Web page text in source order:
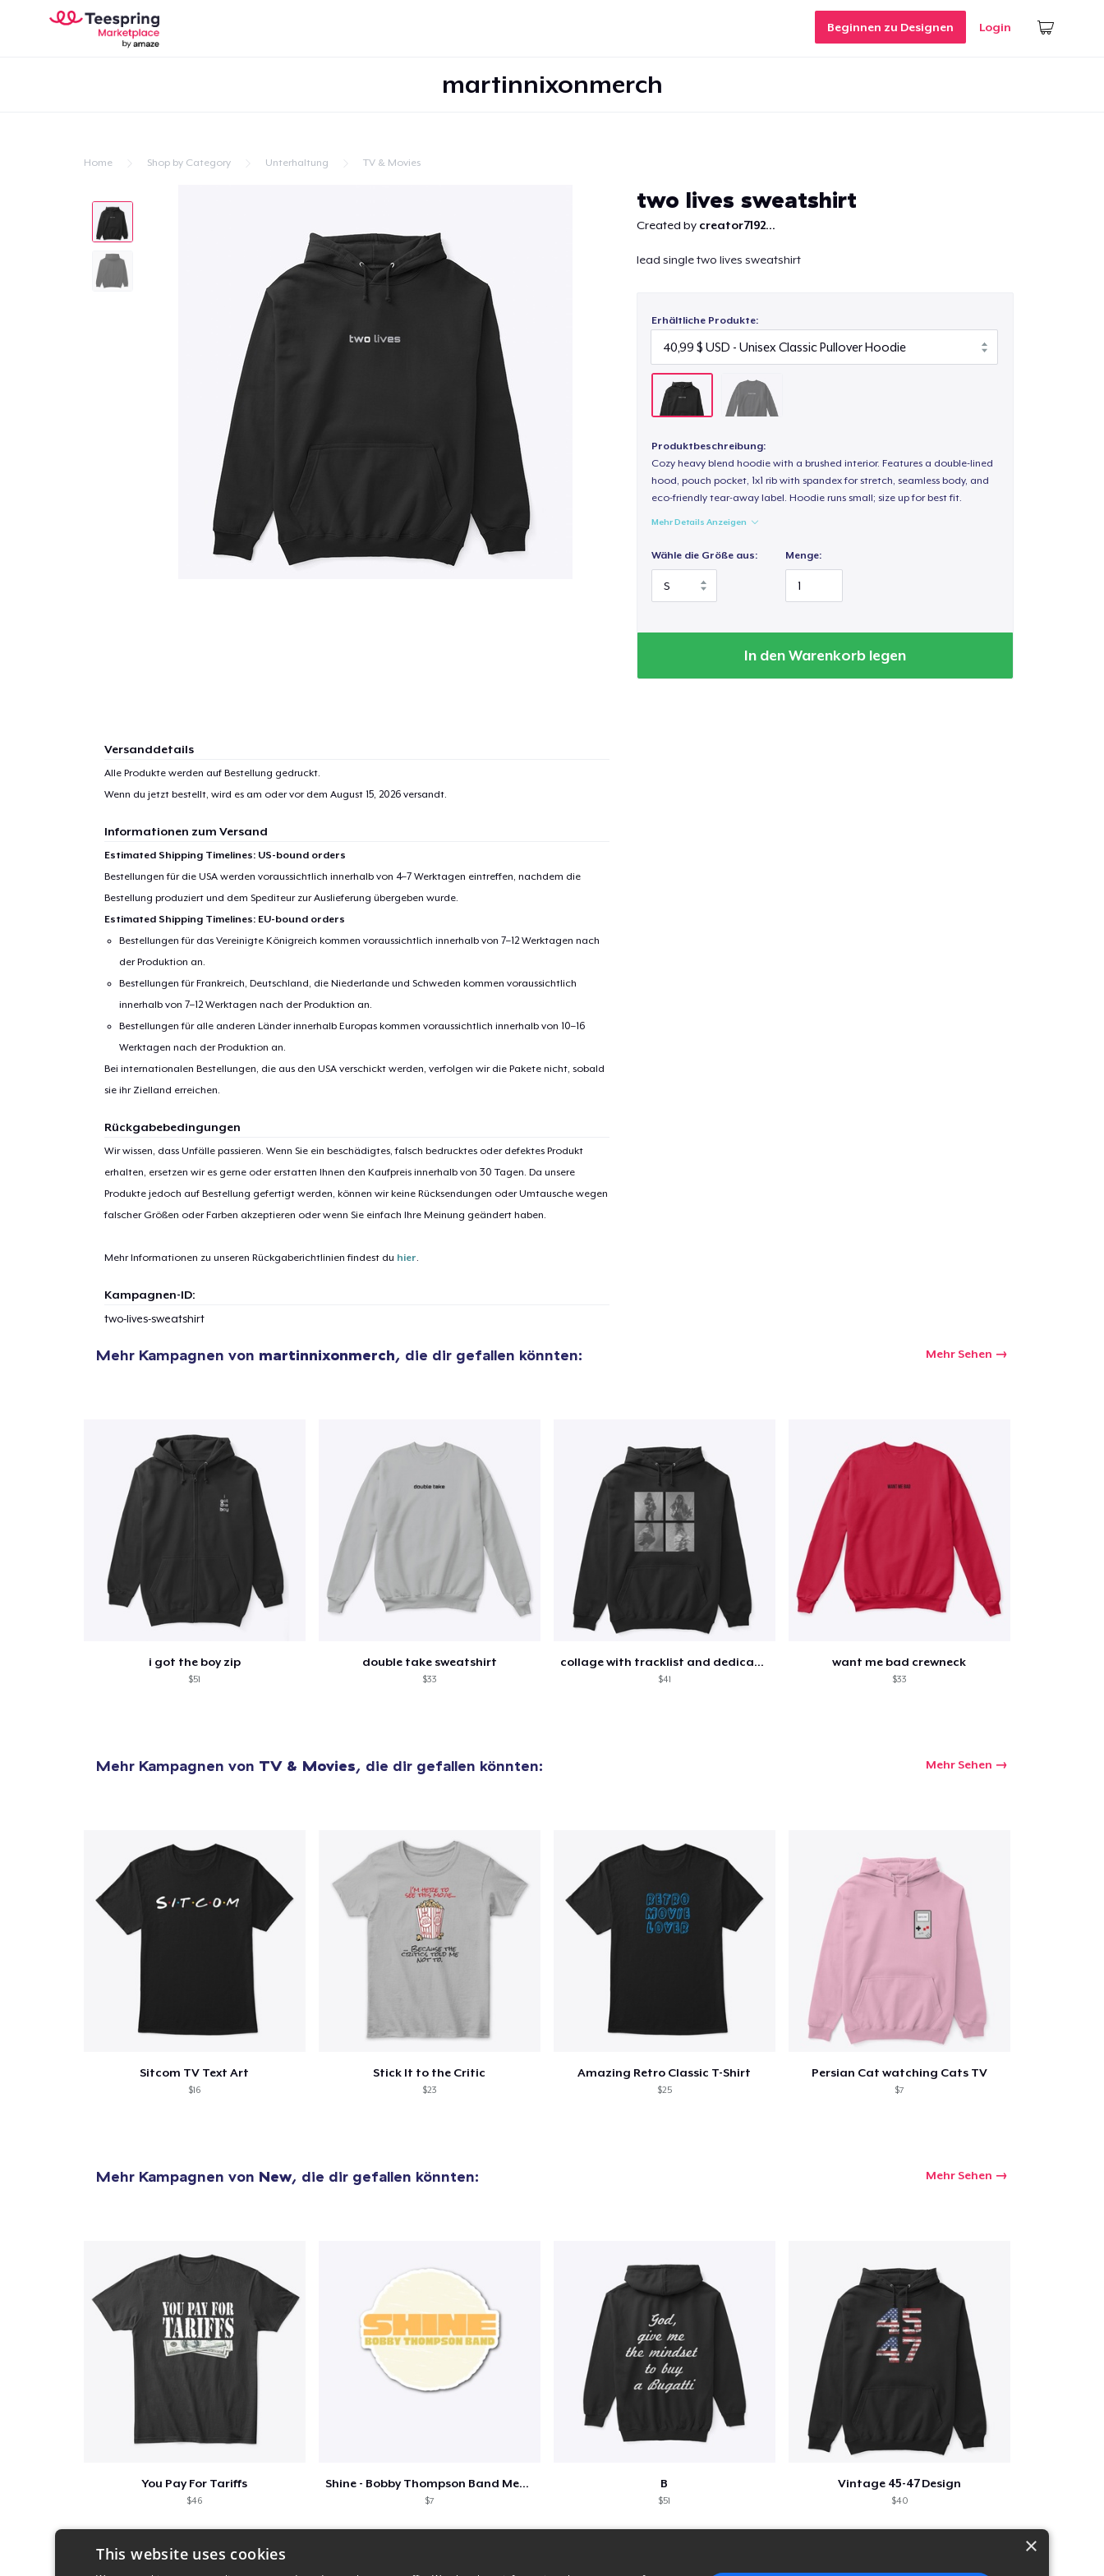
Beginnen zu Designen Login
martinnixonmerch
Home Shop by Category Unterhaltung TV & Movies
two lives sweatshirt
Created by creator7192...
lead single two lives sweatshirt
Erhältliche Produkte:
Produktbeschreibung:
Cozy heavy blend hoodie with a brushed interior. Features a double-lined
hood, pouch pocket, 1x1 rib with spandex for stretch, seamless body, and
eco-friendly tear-away label. Hoodie runs small; size up for best fit.
Mehr Details Anzeigen
Wähle die Größe aus: Menge:
In den Warenkorb legen
Versanddetails
Alle Produkte werden auf Bestellung gedruckt.
Wenn du jetzt bestellt, wird es am oder vor dem August 15, 2026versandt.
Informationen zum Versand
Estimated Shipping Timelines: US-bound orders
Bestellungen für die USA werden voraussichtlich innerhalb von 4–7 Werktagen eintreffen, nachdem die
Bestellung produziert und dem Spediteur zur Auslieferung übergeben wurde.
Estimated Shipping Timelines: EU-bound orders
Bestellungen für das Vereinigte Königreich kommen voraussichtlich innerhalb von 7–12 Werktagen nach
der Produktion an.
Bestellungen für Frankreich, Deutschland, die Niederlande und Schweden kommen voraussichtlich
innerhalb von 7–12 Werktagen nach der Produktion an.
Bestellungen für alle anderen Länder innerhalb Europas kommen voraussichtlich innerhalb von 10–16
Werktagen nach der Produktion an.
Bei internationalen Bestellungen, die aus den USA verschickt werden, verfolgen wir die Pakete nicht, sobald
sie ihr Zielland erreichen.
Rückgabebedingungen
Wir wissen, dass Unfälle passieren. Wenn Sie ein beschädigtes, falsch bedrucktes oder defektes Produkt
erhalten, ersetzen wir es gerne oder erstatten Ihnen den Kaufpreis innerhalb von 30 Tagen. Da unsere
Produkte jedoch auf Bestellung gefertigt werden, können wir keine Rücksendungen oder Umtausche wegen
falscher Größen oder Farben akzeptieren oder wenn Sie einfach Ihre Meinung geändert haben.
Mehr Informationen zu unseren Rückgaberichtlinien findest du hier
Kampagnen-ID:
two-lives-sweatshirt
Mehr Kampagnen von martinnixonmerch, die dir gefallen könnten: Mehr Sehen
i got the boy zip
$51
double take sweatshirt
$33
collage with tracklist and dedication
$41
want me bad crewneck
$33
Mehr Kampagnen von TV & Movies, die dir gefallen könnten: Mehr Sehen
Sitcom TV Text Art
$16
Stick It to the Critic
$23
Amazing Retro Classic T-Shirt
$25
Persian Cat watching Cats TV
$7
Mehr Kampagnen von New, die dir gefallen könnten: Mehr Sehen
You Pay For Tariffs
$46
Shine - Bobby Thompson Band Merch
$7
B
$51
Vintage 45-47 Design
$40
Zur Kasse gehen Weiter Einkaufen
Unisex Classic Pullover Hoodie
40,99 $
×
This website uses cookies